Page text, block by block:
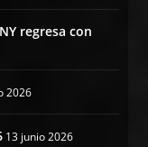
regresa con
2026
13 junio 2026